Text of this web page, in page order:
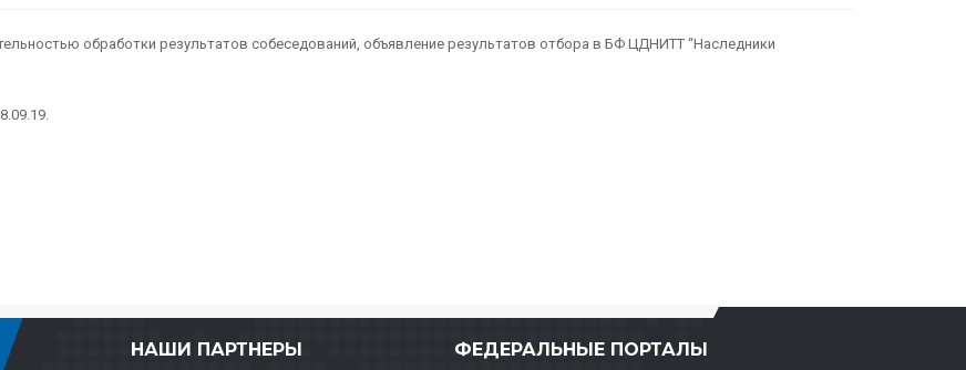
обработки результатов собеседований, объявление результатов отбора в БФ ЦДНИТТ “Наследники
НАШИ ПАРТНЕРЫ ФЕДЕРАЛЬНЫЕ ПОРТАЛЫ